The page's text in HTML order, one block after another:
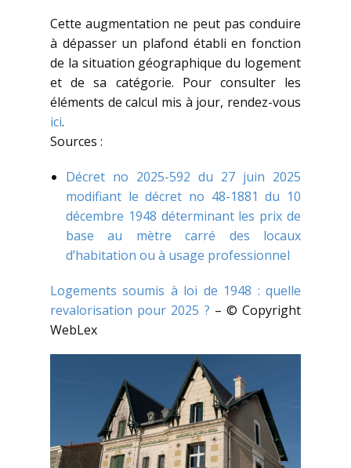
Cette augmentation ne peut pas conduire
à dépasser un plafond établi en fonction
de la situation géographique du logement
et de sa catégorie. Pour consulter les
éléments de calcul mis à jour, rendez-vous
ici.
Sources :
Décret no 2025-592 du 27 juin 2025
modifiant le décret no 48-1881 du 10
décembre 1948 déterminant les prix de
base au mètre carré des locaux
d’habitation ou à usage professionnel
Logements soumis à loi de 1948 : quelle
revalorisation pour 2025 ? – © Copyright
WebLex